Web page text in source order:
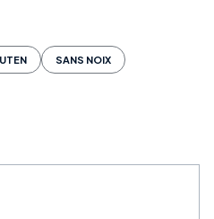
SANS NOIX